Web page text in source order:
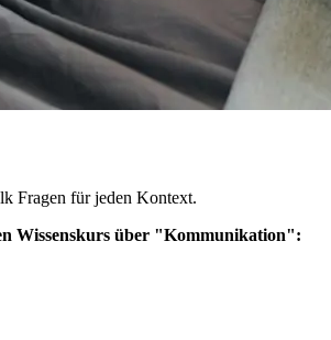
Fragen für jeden Kontext.
Wissenskurs über "Kommunikation":